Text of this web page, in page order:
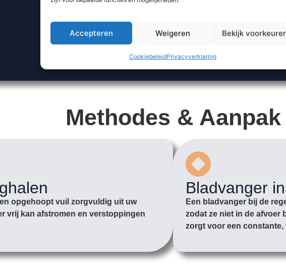
Accepteren Weigeren Bekijk
CookiebeleidPrivacyverklaring
Methodes & Aanpak
opgehoopt vuil zorgvuldig uit uw
vrij kan afstromen en verstoppingen
Bladvanger
Een bladvanger bij de
zodat ze niet in de afvoer
zorgt voor een constante,